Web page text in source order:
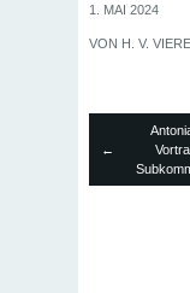
1. MAI 2024
VON H. V.
←